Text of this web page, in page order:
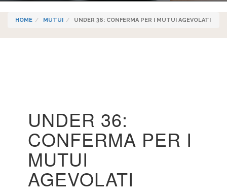
HOME MUTUI UNDER 36: CONFERMA PER I MUTUI AGEVOLATI
UNDER 36:
CONFERMA PER I
MUTUI
AGEVOLATI